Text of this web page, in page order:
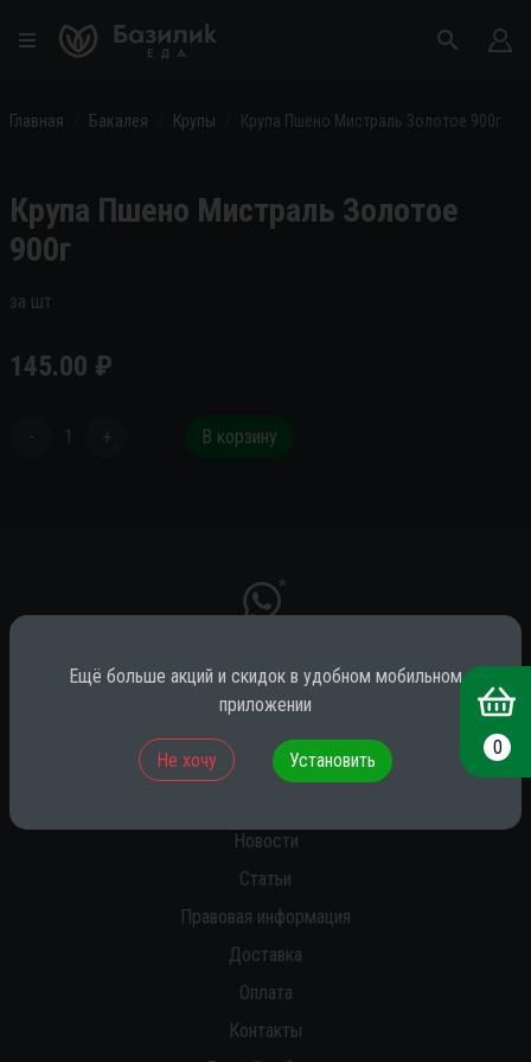
Главная Бакалея Крупы Крупа Пшено Мистраль Золотое 900г
Крупа Пшено Мистраль Золотое
900г
за шт
145.00 ₽
- 1 + В корзину
*
* принадлежит компании Meta (признана экстремистской на территории
Новости
Статьи
Правовая информация
Доставка
Оплата
Контакты
0
Ещё больше акций и скидок в удобном мобильном
приложении
Не хочу Установить